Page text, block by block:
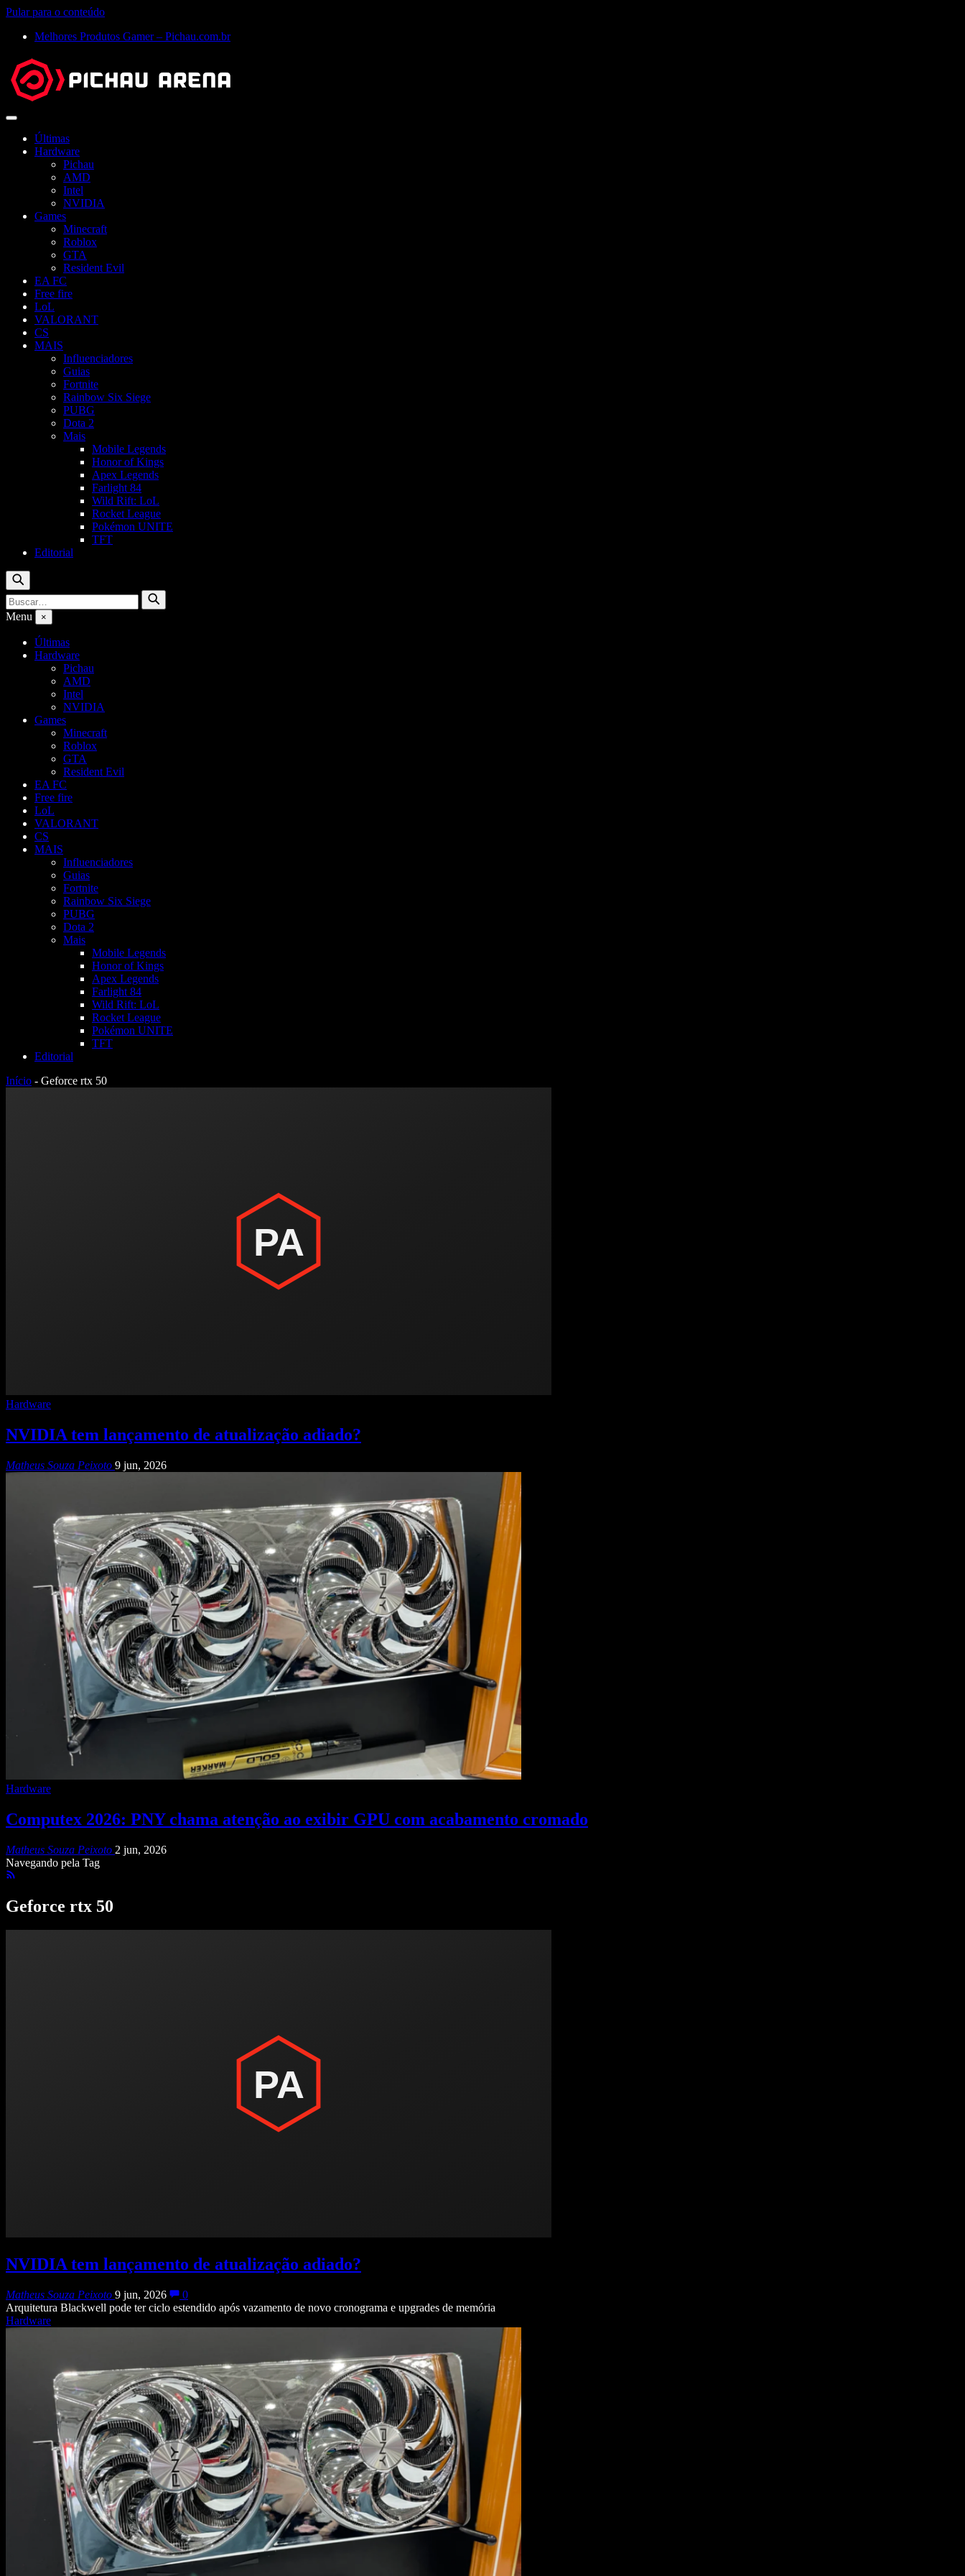
Pular para o conteúdo
Melhores Produtos Gamer – Pichau.com.br
Abrir
Últimas
Hardware
Pichau
AMD
Intel
NVIDIA
Games
Minecraft
Roblox
GTA
Resident Evil
EA FC
Free fire
LoL
VALORANT
CS
MAIS
Influenciadores
Guias
Fortnite
Rainbow Six Siege
PUBG
Dota 2
Mais
Mobile Legends
Honor of Kings
Apex Legends
Farlight 84
Wild Rift: LoL
Rocket League
Pokémon UNITE
TFT
Editorial
Buscar
Buscar
por:
Buscar
Menu ×
Últimas
Hardware
Pichau
AMD
Intel
NVIDIA
Games
Minecraft
Roblox
GTA
Resident Evil
EA FC
Free fire
LoL
VALORANT
CS
MAIS
Influenciadores
Guias
Fortnite
Rainbow Six Siege
PUBG
Dota 2
Mais
Mobile Legends
Honor of Kings
Apex Legends
Farlight 84
Wild Rift: LoL
Rocket League
Pokémon UNITE
TFT
Editorial
Início - Geforce rtx 50
Hardware
NVIDIA tem lançamento de atualização adiado?
Matheus Souza Peixoto 9 jun, 2026
Hardware
Computex 2026: PNY chama atenção ao exibir GPU com acabamento cromado
Matheus Souza Peixoto 2 jun, 2026
Navegando pela Tag
Geforce rtx 50
NVIDIA tem lançamento de atualização adiado?
Matheus Souza Peixoto 9 jun, 2026
0
Arquitetura Blackwell pode ter ciclo estendido após vazamento de novo cronograma e upgrades de memória
Hardware